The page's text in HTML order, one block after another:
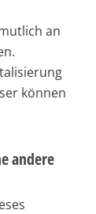
an
können
andere